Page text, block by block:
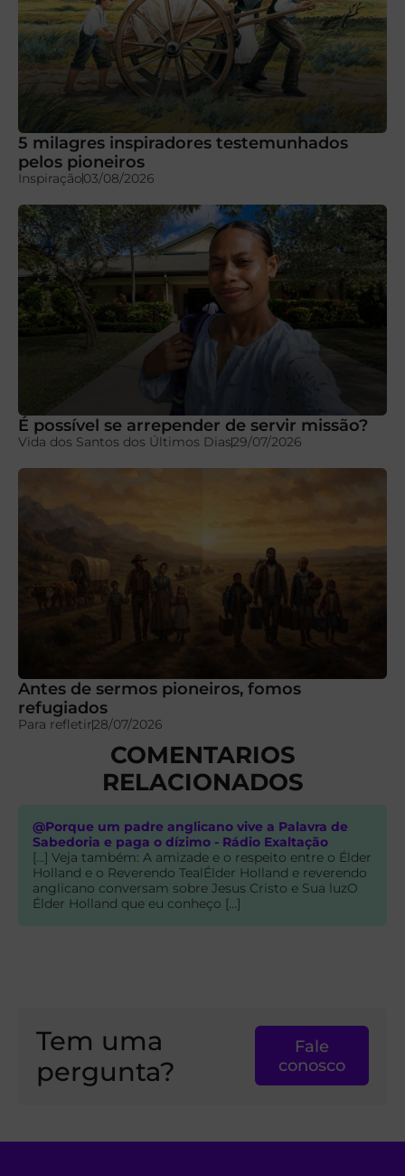
5 milagres inspiradores testemunhados
pelos pioneiros
Inspiração03/08/2026
É possível se arrepender de servir missão?
Vida dos Santos dos Últimos Dias29/07/2026
Antes de sermos pioneiros, fomos
refugiados
Para refletir28/07/2026
COMENTARIOS
RELACIONADOS
@Porque um padre anglicano vive a Palavra de
Sabedoria e paga o dízimo - Rádio Exaltação
[…] Veja também: A amizade e o respeito entre o Élder
Holland e o Reverendo TealÉlder Holland e reverendo
anglicano conversam sobre Jesus Cristo e Sua luzO
Élder Holland que eu conheço […]
Tem uma
pergunta?
Fale
conosco